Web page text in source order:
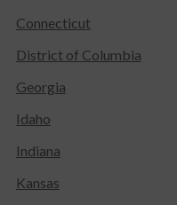
Connecticut
District of Columbia
Georgia
Idaho
Indiana
Kansas